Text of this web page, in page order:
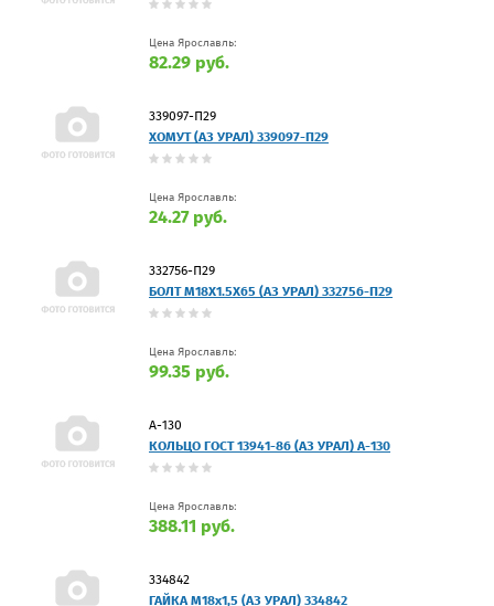
Цена Ярославль:
82.29 руб.
339097-П29
ХОМУТ (АЗ УРАЛ) 339097-П29
Цена Ярославль:
24.27 руб.
332756-П29
БОЛТ М18Х1.5Х65 (АЗ УРАЛ) 332756-П29
Цена Ярославль:
99.35 руб.
А-130
КОЛЬЦО ГОСТ 13941-86 (АЗ УРАЛ) А-130
Цена Ярославль:
388.11 руб.
334842
ГАЙКА М18х1,5 (АЗ УРАЛ) 334842